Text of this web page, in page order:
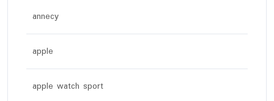
annecy
apple
apple watch sport